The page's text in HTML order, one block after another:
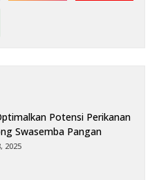
Potensi Perikanan
Swasemba Pangan
2025